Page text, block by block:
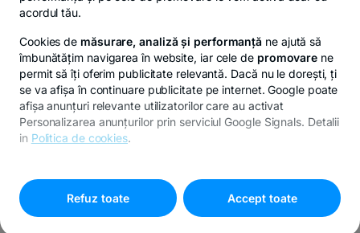
acordul tău.
Cookies de măsurare, analiză și performanță ne ajută să
îmbunătățim navigarea în website, iar cele de promovare ne
permit să îți oferim publicitate relevantă. Dacă nu le dorești, ți
se va afișa în continuare publicitate pe internet. Google poate
afișa anunțuri relevante utilizatorilor care au activat
Personalizarea anunțurilor prin serviciul Google Signals. Detalii
in Politica de cookies.
cookies"
Refuz toate
Accept toate